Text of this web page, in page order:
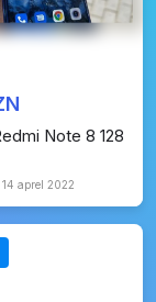
Note 8 128
14 aprel 2022